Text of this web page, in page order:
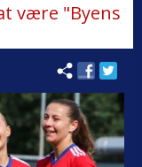
være "Byens